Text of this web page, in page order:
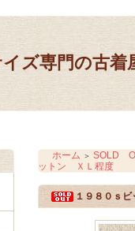
イズ専門の古
ホーム ＞ SOLD
ットン ＸＬ程度
１９８０ｓ